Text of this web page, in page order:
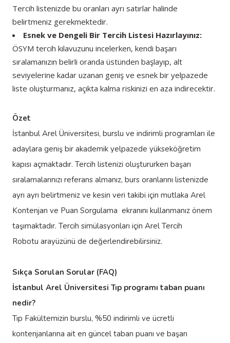
Tercih listenizde bu oranları ayrı satırlar halinde
belirtmeniz gerekmektedir.
Esnek ve Dengeli Bir Tercih Listesi Hazırlayınız:
ÖSYM tercih kılavuzunu incelerken, kendi başarı
sıralamanızın belirli oranda üstünden başlayıp, alt
seviyelerine kadar uzanan geniş ve esnek bir yelpazede
liste oluşturmanız, açıkta kalma riskinizi en aza indirecektir.
Özet
İstanbul Arel Üniversitesi, burslu ve indirimli programları ile
adaylara geniş bir akademik yelpazede yükseköğretim
kapısı açmaktadır. Tercih listenizi oluştururken başarı
sıralamalarınızı referans almanız, burs oranlarını listenizde
ayrı ayrı belirtmeniz ve kesin veri takibi için mutlaka Arel
Kontenjan ve Puan Sorgulama ekranını kullanmanız önem
taşımaktadır. Tercih simülasyonları için Arel Tercih
Robotu arayüzünü de değerlendirebilirsiniz.
Sıkça Sorulan Sorular (FAQ)
İstanbul Arel Üniversitesi Tıp programı taban puanı
nedir?
Tıp Fakültemizin burslu, %50 indirimli ve ücretli
kontenjanlarına ait en güncel taban puanı ve başarı